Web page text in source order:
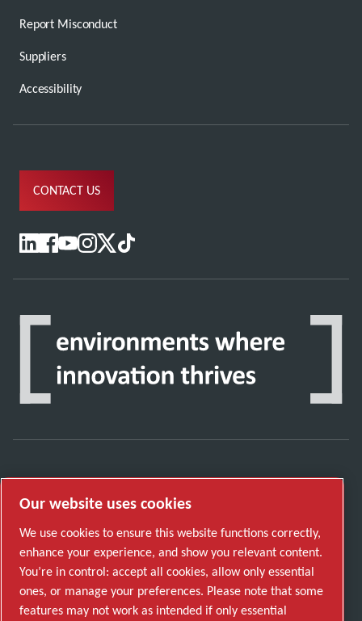
Report Misconduct
Suppliers
Accessibility
CONTACT US
technology that transforms the future.
Visit Atlas Copco Group website
Part of Atlas Copco Group
Manage cookies
© 2026 Copyright. All rights reserved.
Our website uses cookies
We use cookies to ensure this website functions correctly,
enhance your experience, and show you relevant content.
You’re in control: accept all cookies, allow only essential
ones, or manage your preferences. Please note that some
features may not work as intended if only essential